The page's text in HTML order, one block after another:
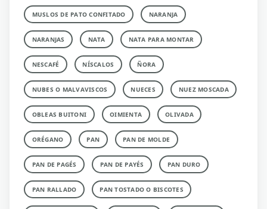
MUSLOS DE PATO CONFITADO NARANJA
NARANJAS NATA NATA PARA MONTAR
NESCAFÉ NÍSCALOS ÑORA
NUBES O MALVAVISCOS NUECES NUEZ MOSCADA
OBLEAS BUITONI OIMIENTA OLIVADA
ORÉGANO PAN PAN DE MOLDE
PAN DE PAGÉS PAN DE PAYÉS PAN DURO
PAN RALLADO PAN TOSTADO O BISCOTES